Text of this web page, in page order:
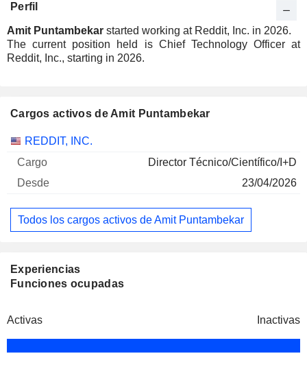
Perfil
Amit Puntambekar started working at Reddit, Inc. in 2026.
The current position held is Chief Technology Officer at
Reddit, Inc., starting in 2026.
Cargos activos de Amit Puntambekar
Empresas Cargo
REDDIT, INC.
Director Técnico/Científico/I+D
23/04/2026
Todos los cargos activos de Amit Puntambekar
Experiencias
Funciones ocupadas
Activas Inactivas